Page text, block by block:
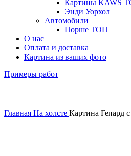
Картины KAWS
Энди Уорхол
Автомобили
Порше ТОП
О нас
Оплата и доставка
Картина из ваших фото
Примеры работ
Главная На холсте Картина Гепард